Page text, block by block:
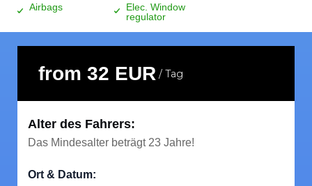
Airbags
Elec. Window
regulator
from 32 EUR / Tag
Alter des Fahrers:
Das Mindesalter beträgt 23 Jahre!
Ort & Datum: